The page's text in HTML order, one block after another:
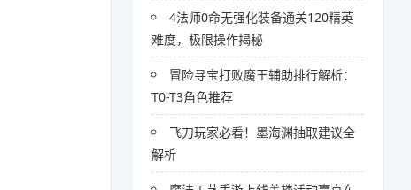
4法师0命无强化装备通关120精英
难度，极限操作揭秘
冒险寻宝打败魔王辅助排行解析：
T0-T3角色推荐
飞刀玩家必看！墨海渊抽取建议全
解析